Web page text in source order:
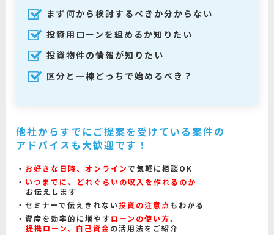
まず何から検討するべきか分からない
投資用ローンを組めるか知りたい
投資物件の情報が知りたい
区分と一棟どっちで始めるべき？
他社からすでにご提案を受けている案件の
アドバイスも大歓迎です！
お好きな日時、オンラインで気軽に相談OK
いつまでに、どれぐらいの収入を作れるのか
お伝えします
セミナーで伝えきれない投資の注意点 もわかる
資産を効率的に増やすローンの使い方、
提携ローン、自己資金の活用法をご紹介